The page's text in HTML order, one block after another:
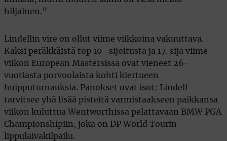
hiljainen.”
Lindellin vire on ollut viime viikkoina vakuuttava.
Kaksi peräkkäistä top 10 -sijoitusta ja 17. sija viime
viikon European Mastersissa ovat vieneet 26-
vuotiasta porvoolaista kohti kiertueen
huipputurnauksia. Panokset ovat isot: Lindell
tarvitsee yhä lisää pisteitä varmistaakseen paikkansa
viikon kuluttua Wentworthissa pelattavaan BMW PGA
Championshipiin, joka on DP World Tourin
lippulaivakilpailu.